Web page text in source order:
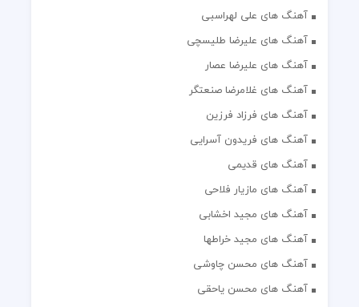
آهنگ های علی لهراسبی
آهنگ های علیرضا طلیسچی
آهنگ های علیرضا عصار
آهنگ های غلامرضا صنعتگر
آهنگ های فرزاد فرزین
آهنگ های فریدون آسرایی
آهنگ های قدیمی
آهنگ های مازیار فلاحی
آهنگ های مجید اخشابی
آهنگ های مجید خراطها
آهنگ های محسن چاوشی
آهنگ های محسن یاحقی